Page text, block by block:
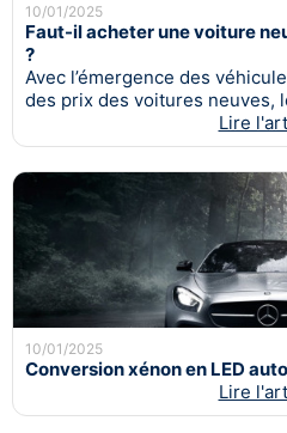
10/01/2025
Faut-il acheter une voiture
?
Avec l’émergence des
des prix des voitures neuves,
Lire
10/01/2025
Conversion xénon en LED
Lire